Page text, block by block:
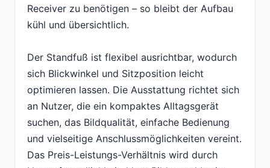
Receiver zu benötigen – so bleibt der Aufbau
kühl und übersichtlich.
Der Standfuß ist flexibel ausrichtbar, wodurch
sich Blickwinkel und Sitzposition leicht
optimieren lassen. Die Ausstattung richtet sich
an Nutzer, die ein kompaktes Alltagsgerät
suchen, das Bildqualität, einfache Bedienung
und vielseitige Anschlussmöglichkeiten vereint.
Das Preis-Leistungs-Verhältnis wird durch